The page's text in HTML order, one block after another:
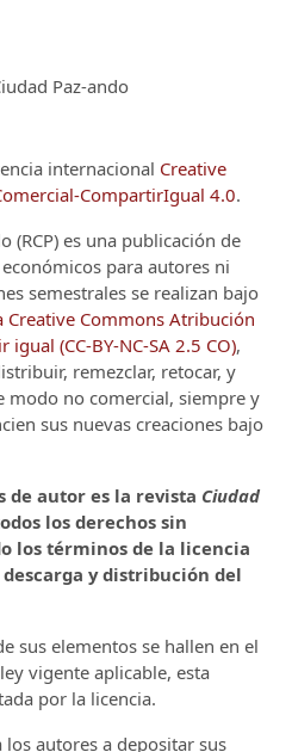
Paz-ando
internacional Creative
CompartirIgual 4.0.
(RCP) es una publicación de
para autores ni
semestrales se realizan bajo
Creative Commons Atribución
(CC-BY-NC-SA 2.5 CO),
remezclar, retocar, y
modo no comercial, siempre y
sus nuevas creaciones bajo
de autor es la revista Ciudad
los derechos sin
los términos de la licencia
y distribución del
sus elementos se hallen en el
vigente aplicable, esta
por la licencia.
autores a depositar sus